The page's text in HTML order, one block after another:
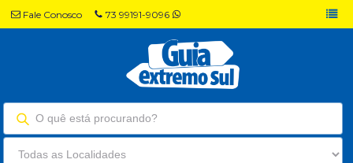
Fale Conosco 73 99191-9096